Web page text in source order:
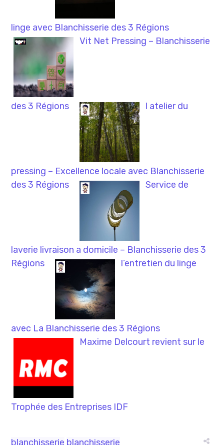
linge avec Blanchisserie des 3 Régions
Vit Net Pressing – Blanchisserie
des 3 Régions l atelier du
pressing – Excellence locale avec Blanchisserie
des 3 Régions
Service de
laverie livraison a domicile – Blanchisserie des 3
Régions
l’entretien du linge
avec La Blanchisserie des 3 Régions
Maxime Delcourt revient sur le
Trophée des Entreprises IDF
blanchisserie blanchisserie